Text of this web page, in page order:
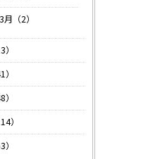
（2）
）